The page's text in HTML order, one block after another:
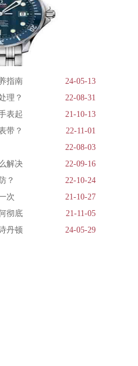
指南
24-05-13
理？
22-08-31
表起
21-10-13
带？
22-11-01
22-08-03
解决
22-09-16
？
22-10-24
次
21-10-27
彻底
21-11-05
丹顿
24-05-29